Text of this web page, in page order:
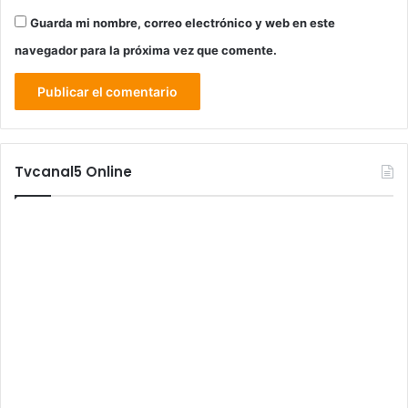
Guarda mi nombre, correo electrónico y web en este
navegador para la próxima vez que comente.
Tvcanal5 Online